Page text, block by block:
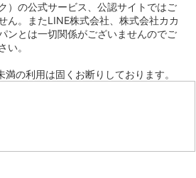
）の公式サービス、公認サイトではご
ん。またLINE株式会社、株式会社カカ
ンとは一切関係がございませんのでご
い。
満の利用は固くお断りしております。